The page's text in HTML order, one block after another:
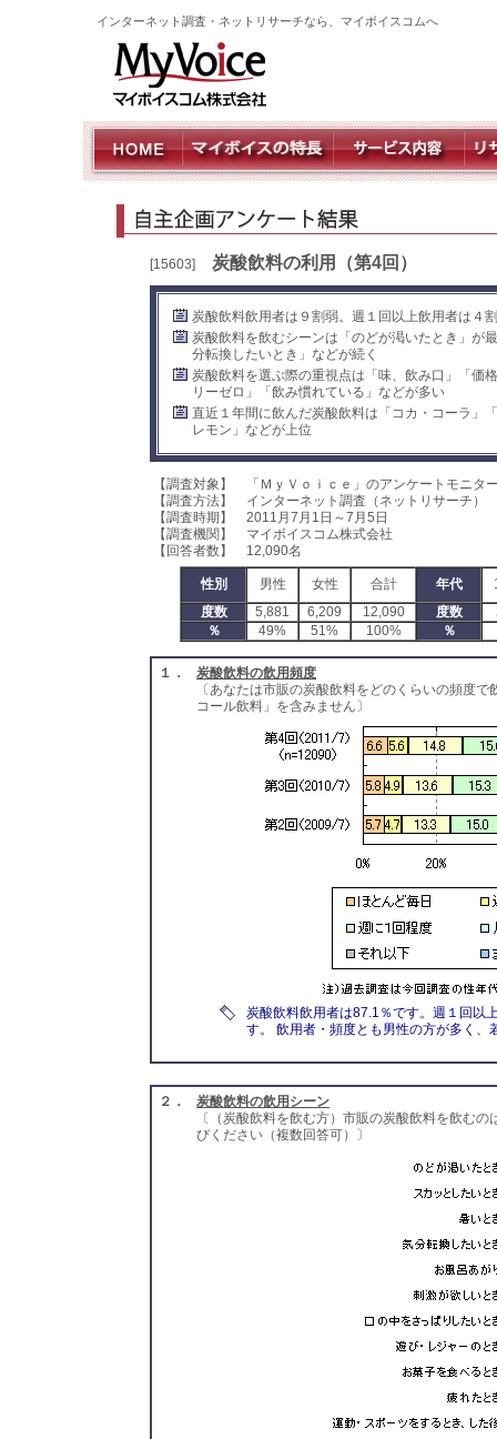
インターネット調査・ネットリサーチなら、マイボイスコムへ
[15603] 炭酸飲料の利用（第4回）
炭酸飲料飲用者は９割弱。週１回以上飲用者は４
炭酸飲料を飲むシーンは「のどが渇いたとき」が
分転換したいとき」などが続く
炭酸飲料を選ぶ際の重視点は「味、飲み口」「価
リーゼロ」「飲み慣れている」などが多い
直近１年間に飲んだ炭酸飲料は「コカ・コーラ」
レモン」などが上位
【調査対象】 「ＭｙＶｏｉｃｅ」のアンケートモニタ
【調査方法】 インターネット調査（ネットリサーチ）
【調査時期】 2011月7月1日～7月5日
【調査機関】 マイボイスコム株式会社
【回答者数】 12,090名
性別 男性 女性 合計 年代
度数
5,881 6,209 12,090 度数
％
49% 51% 100% ％
１．
炭酸飲料の飲用頻度
〔あなたは市販の炭酸飲料をどのくらいの頻度
コール飲料」を含みません〕
炭酸飲料飲用者は87.1％です。週１回以
す。 飲用者・頻度とも男性の方が多く
２．
炭酸飲料の飲用シーン
〔（炭酸飲料を飲む方）市販の炭酸飲料を飲む
びください（複数回答可）〕